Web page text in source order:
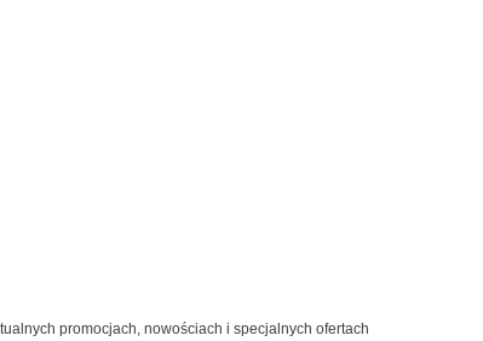
promocjach, nowościach i specjalnych ofertach